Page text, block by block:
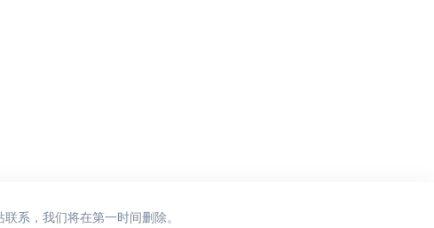
系，我们将在第一时间删除。